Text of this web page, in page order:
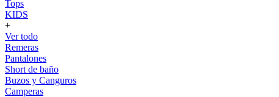
Tops
KIDS
+
Ver todo
Remeras
Pantalones
Short de baño
Buzos y Canguros
Camperas